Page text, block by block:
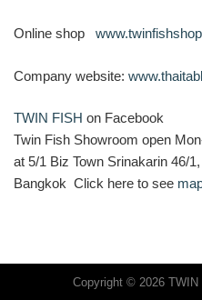
Online shop
Company website:
TWIN FISH on Facebook
Twin Fish Showroom open
at 5/1 Biz Town Srinakarin 46/
Bangkok Click here to see
Copyright © 2026